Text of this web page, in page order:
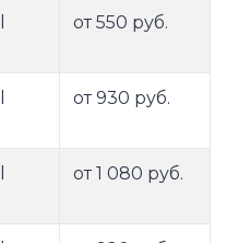
от 550 руб.
от 930 руб.
от 1 080 руб.